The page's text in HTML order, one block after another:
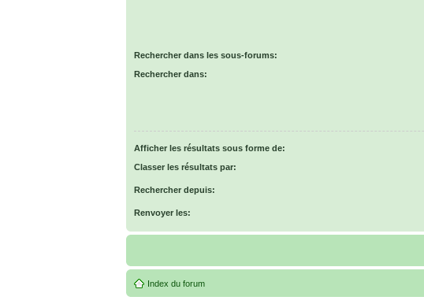
Rechercher dans les sous-forums:
Rechercher dans:
Afficher les résultats sous forme de:
Classer les résultats par:
Rechercher depuis:
Renvoyer les:
Index du forum